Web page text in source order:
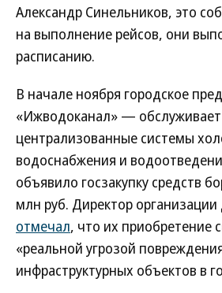
Александр Синельников, это
на выполнение рейсов, они
расписанию.
В начале ноября городское
«Ижводоканал» — обслуживает
централизованные системы
водоснабжения и
объявило госзакупку средств
млн руб. Директор
отмечал, что их приобретение
«реальной угрозой
инфраструктурных объектов в